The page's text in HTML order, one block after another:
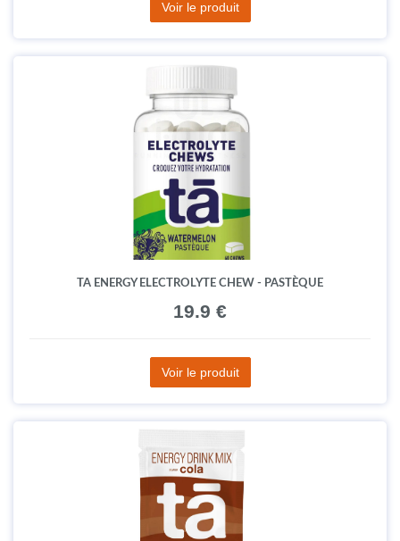
Voir le produit
TA ENERGY ELECTROLYTE CHEW - PASTÈQUE
19.9 €
Voir le produit